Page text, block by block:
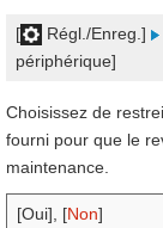
[ Régl./Enreg.]
périphérique]
Choisissez de
fourni pour que le
maintenance.
[Oui], [Non]